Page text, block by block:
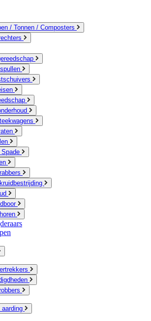
/ Tonnen / Composters